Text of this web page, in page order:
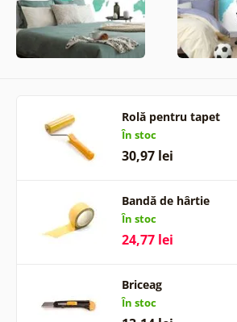
Rolă pentru tapet
În stoc
30,97 lei
Bandă de hârtie
În stoc
24,77 lei
Briceag
În stoc